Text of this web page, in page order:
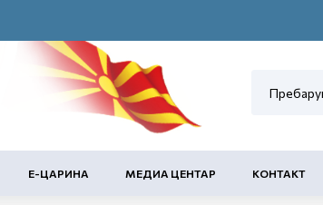
Е-ЦАРИНА МЕДИА ЦЕНТАР КОНТАКТ